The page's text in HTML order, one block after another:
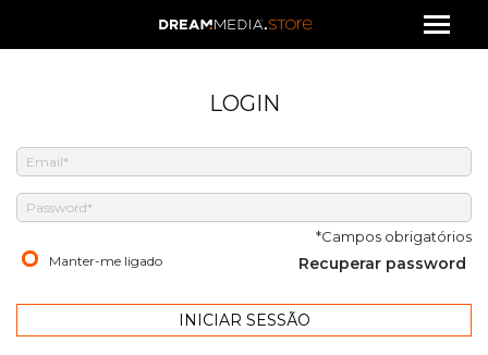
LOGIN
*Campos obrigatórios
Manter-me ligado Recuperar password